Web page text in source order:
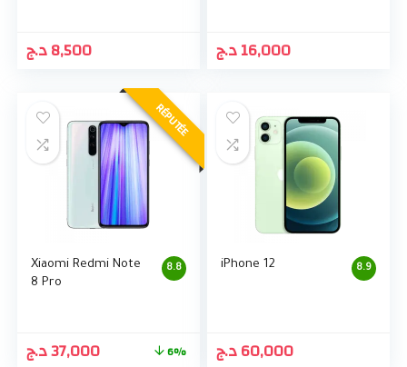
8,500د.ج 16,000د.ج
RÉPUTÉE
8.8
Xiaomi Redmi Note
8 Pro
37,000د.ج 6%
8.9
iPhone 12
60,000د.ج